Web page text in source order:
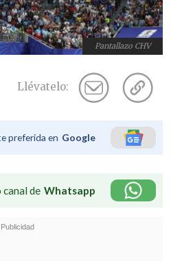
Pantallazo CHV
Llévatelo:
preferida en Google
de Whatsapp